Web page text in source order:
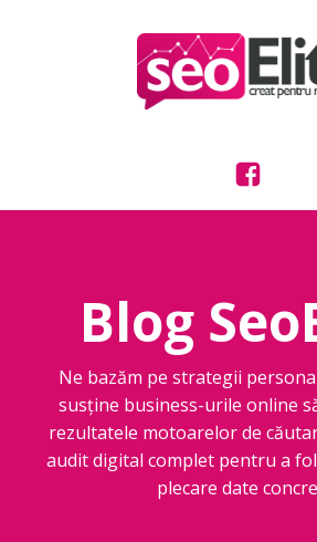
Blog
Ne bazăm pe strategii
susține business-urile online
rezultatele motoarelor de
audit digital complet pentru a
plecare date